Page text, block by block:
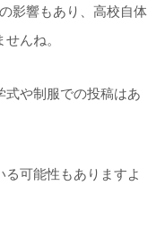
影響もあり、高校自体
んね。
式や制服での投稿はあ
る可能性もありますよ